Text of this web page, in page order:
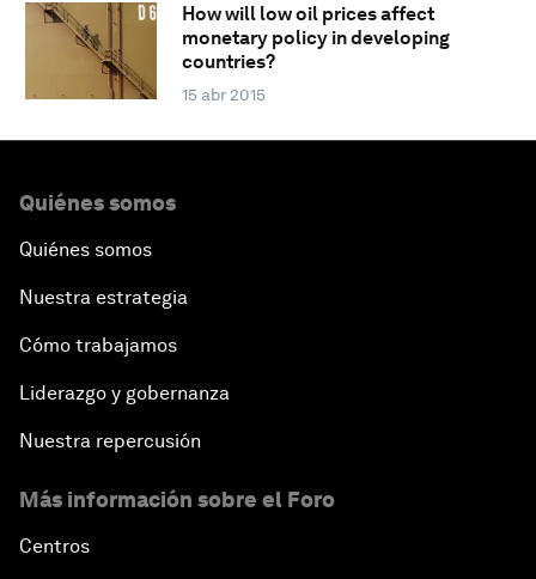
How will low oil prices affect
monetary policy in developing
countries?
15 abr 2015
Quiénes somos
Quiénes somos
Nuestra estrategia
Cómo trabajamos
Liderazgo y gobernanza
Nuestra repercusión
Más información sobre el Foro
Centros